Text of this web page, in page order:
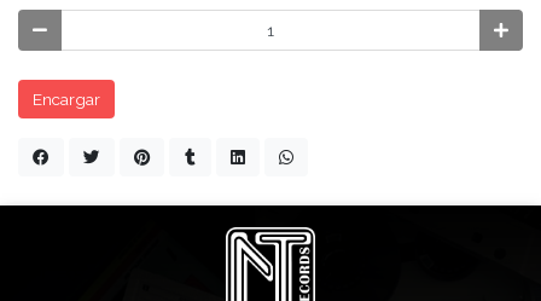
Encargar